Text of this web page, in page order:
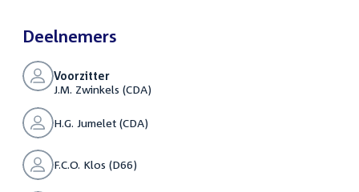
Deelnemers
Voorzitter
J.M. Zwinkels (CDA)
H.G. Jumelet (CDA)
F.C.O. Klos (D66)